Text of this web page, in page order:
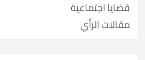
قضايا اجتماعية
مقالات الرأي